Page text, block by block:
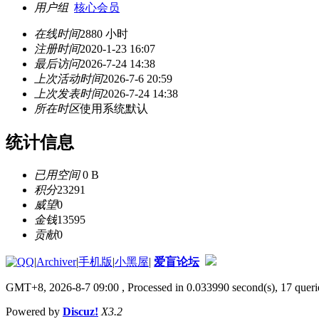
用户组 核心会员
在线时间2880 小时
注册时间2020-1-23 16:07
最后访问2026-7-24 14:38
上次活动时间2026-7-6 20:59
上次发表时间2026-7-24 14:38
所在时区使用系统默认
统计信息
已用空间0 B
积分23291
威望0
金钱13595
贡献0
|Archiver|手机版|小黑屋| 爱盲论坛
GMT+8, 2026-8-7 09:00 , Processed in 0.033990 second(s), 17
Powered by Discuz! X3.2